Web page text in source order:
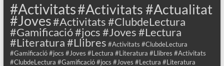
#Activitats#Activitats #Actualitat
#Joves#Activitats #ClubdeLectura
#Gamificació #jocs #Joves #Lectura
#Literatura #Llibres #Activitats #ClubdeLectura
#Gamificació #jocs #Joves #Lectura #Literatura #Llibres #Activitats
#ClubdeLectura #Gamificació #jocs #Joves #Lectura #Literatura